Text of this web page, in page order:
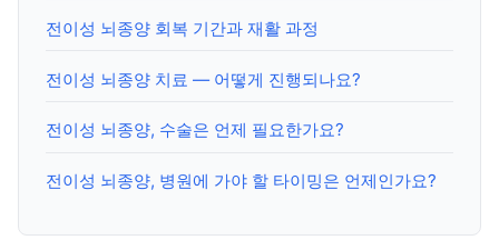
전이성 뇌종양 회복 기간과 재활 과정
전이성 뇌종양 치료 — 어떻게 진행되나요?
전이성 뇌종양, 수술은 언제 필요한가요?
전이성 뇌종양, 병원에 가야 할 타이밍은 언제인가요?